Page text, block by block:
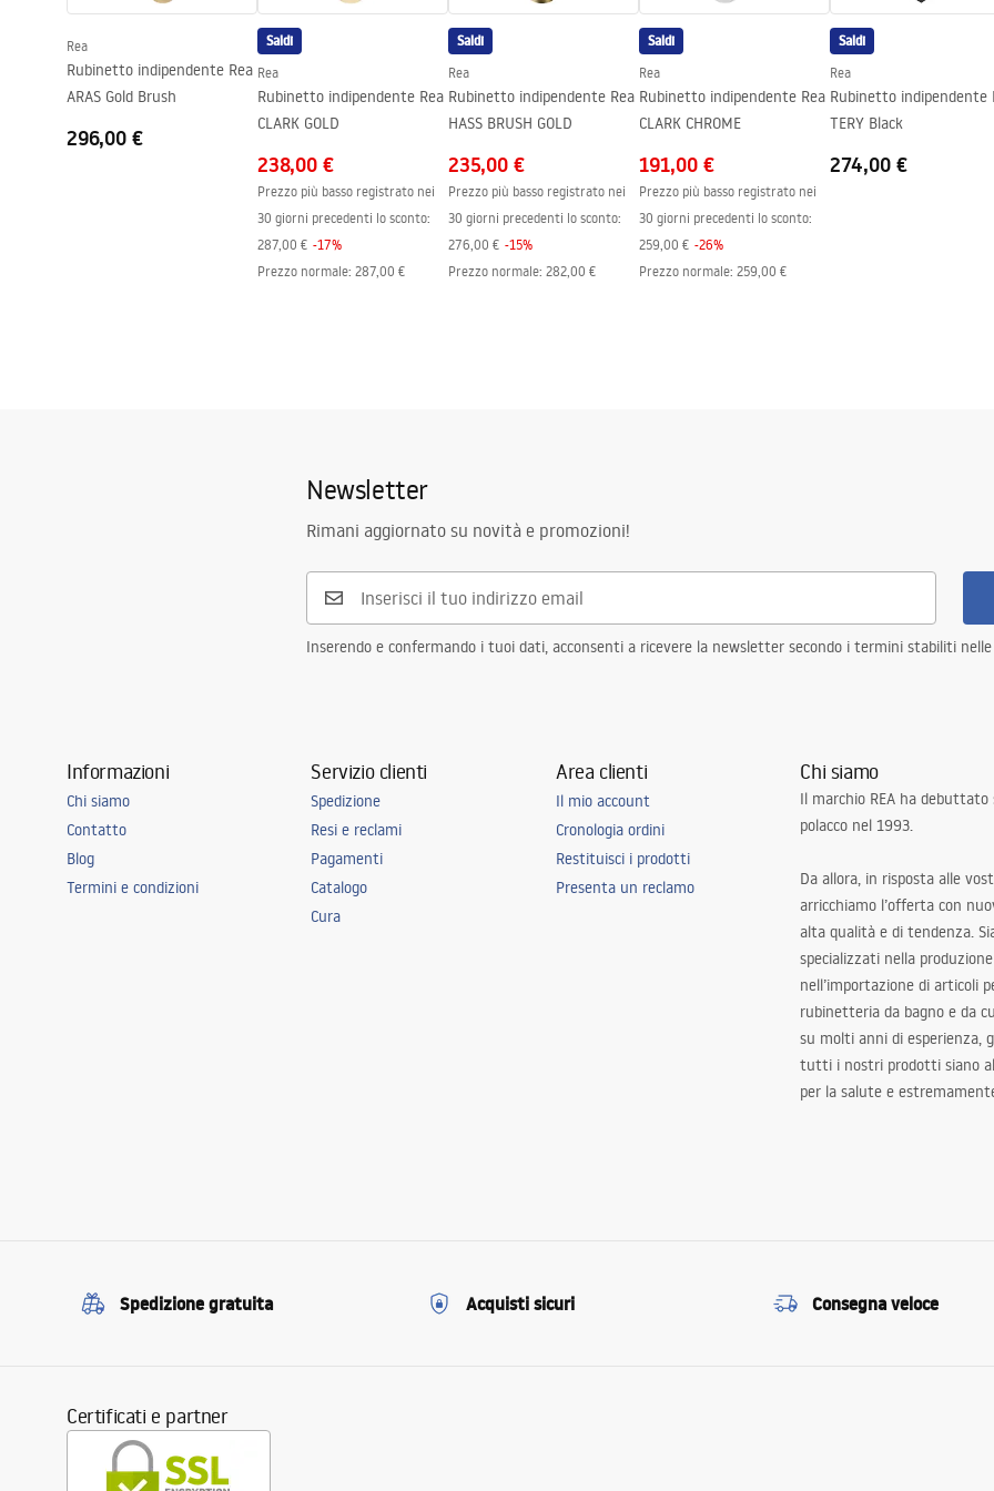
Garanzia
5 anni
Rea
Rubinetto indipendente Rea
ARAS Gold Brush
296,00 €
Saldi
Rea
Rubinetto indipendente Rea
CLARK GOLD
238,00 €
Prezzo più basso registrato nei
30 giorni precedenti lo sconto:
287,00 € -17%
Prezzo normale: 287,00 €
Saldi
Rea
Rubinetto indipendente Rea
HASS BRUSH GOLD
235,00 €
Prezzo più basso registrato nei
30 giorni precedenti lo sconto:
276,00 € -15%
Prezzo normale: 282,00 €
Saldi
Rea
Rubinetto indipendente Rea
CLARK CHROME
191,00 €
Prezzo più basso registrato nei
30 giorni precedenti lo sconto:
259,00 € -26%
Prezzo normale: 259,00 €
Saldi
Rea
Rubinetto indipendente
TERY Black
274,00 €
Newsletter
Rimani aggiornato su novità e promozioni!
Inserendo e confermando i tuoi dati, acconsenti a ricevere la newsletter secondo i termini stabiliti
Informazioni
Chi siamo
Contatto
Blog
Termini e condizioni
Servizio clienti
Spedizione
Resi e reclami
Pagamenti
Catalogo
Cura
Area clienti
Il mio account
Cronologia ordini
Restituisci i prodotti
Presenta un reclamo
Chi siamo
Il marchio REA ha
polacco nel 1993.
Da allora, in risposta alle
arricchiamo l’offerta con
alta qualità e di tendenza.
specializzati nella
nell’importazione di articoli
rubinetteria da bagno e da
su molti anni di esperienza,
tutti i nostri prodotti siano
per la salute e
Spedizione gratuita Acquisti sicuri Consegna veloce
Certificati e partner